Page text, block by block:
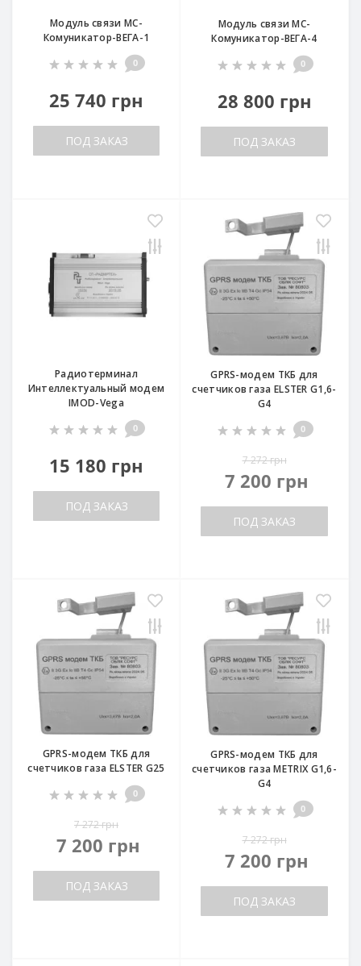
Модуль связи МС-
Комуникатор-ВEГA-1
0
25 740 грн
ПОД ЗАКАЗ
Модуль связи МС-
Комуникатор-ВEГA-4
0
28 800 грн
ПОД ЗАКАЗ
Радиотерминал
Интеллектуальный модем
IMOD-Vega
0
15 180 грн
ПОД ЗАКАЗ
GPRS-модем ТКБ для
счетчиков газа ELSTER G1,6-
G4
0
7 272 грн
7 200 грн
ПОД ЗАКАЗ
GPRS-модем ТКБ для
счетчиков газа ELSTER G25
0
7 272 грн
7 200 грн
ПОД ЗАКАЗ
GPRS-модем ТКБ для
счетчиков газа METRIX G1,6-
G4
0
7 272 грн
7 200 грн
ПОД ЗАКАЗ